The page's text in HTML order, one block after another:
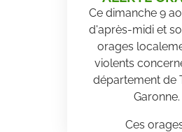
Ce dimanche 9
d'après-midi et
orages
violents
département de
Garonne.
Ces